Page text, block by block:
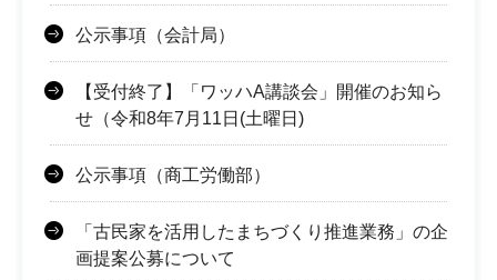
公示事項（会計局）
【受付終了】「ワッハA講談会」開催のお知ら
せ（令和8年7月11日(土曜日)
公示事項（商工労働部）
「古民家を活用したまちづくり推進業務」の企
画提案公募について